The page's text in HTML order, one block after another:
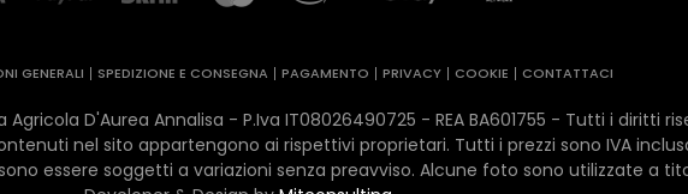
GENERALI SPEDIZIONE E CONSEGNA PAGAMENTO PRIVACY COOKIE CONTATTACI
D'Aurea Annalisa - P.Iva IT08026490725 - REA ​BA601755 - Tutti i diritti
nel sito appartengono ai rispettivi proprietari. Tutti i prezzi sono IVA
essere soggetti a variazioni senza preavviso. Alcune foto sono utilizzate a